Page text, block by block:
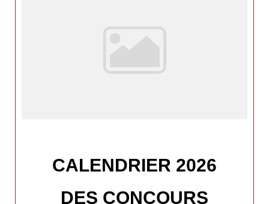
CALENDRIER 2026
DES CONCOURS